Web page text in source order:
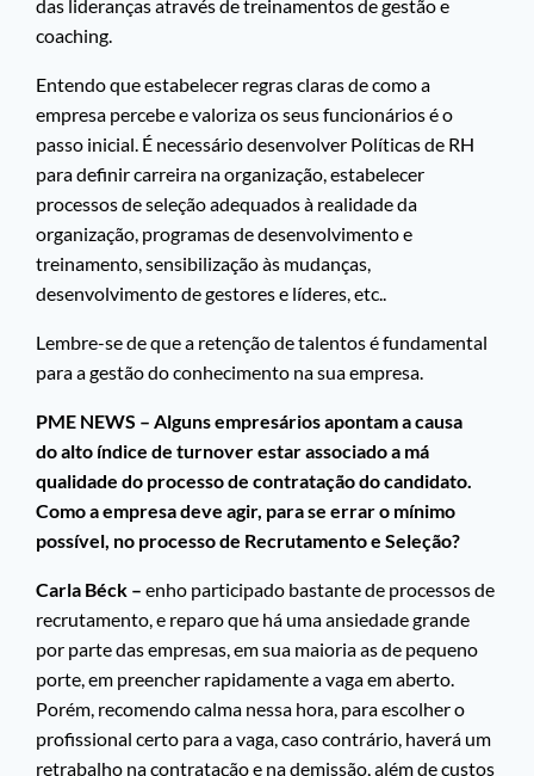
das lideranças através de treinamentos de gestão e
coaching.
Entendo que estabelecer regras claras de como a
empresa percebe e valoriza os seus funcionários é o
passo inicial. É necessário desenvolver Políticas de RH
para definir carreira na organização, estabelecer
processos de seleção adequados à realidade da
organização, programas de desenvolvimento e
treinamento, sensibilização às mudanças,
desenvolvimento de gestores e líderes, etc..
Lembre-se de que a retenção de talentos é fundamental
para a gestão do conhecimento na sua empresa.
PME NEWS – Alguns empresários apontam a causa
do alto índice de turnover estar associado a má
qualidade do processo de contratação do candidato.
Como a empresa deve agir, para se errar o mínimo
possível, no processo de Recrutamento e Seleção?
Carla Béck – enho participado bastante de processos de
recrutamento, e reparo que há uma ansiedade grande
por parte das empresas, em sua maioria as de pequeno
porte, em preencher rapidamente a vaga em aberto.
Porém, recomendo calma nessa hora, para escolher o
profissional certo para a vaga, caso contrário, haverá um
retrabalho na contratação e na demissão, além de custos